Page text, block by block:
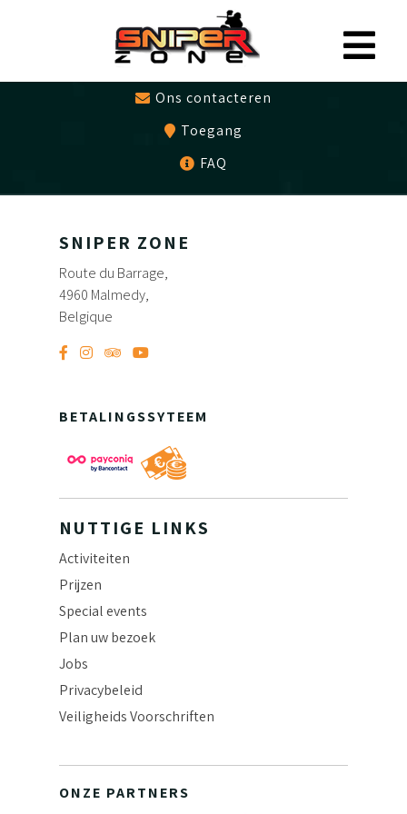
0497479786
Cadeaubon
Ons contacteren
Toegang
FAQ
SNIPER ZONE
Route du Barrage,
4960 Malmedy,
Belgique
BETALINGSSYTEEM
NUTTIGE LINKS
Activiteiten
Prijzen
Special events
Plan uw bezoek
Jobs
Privacybeleid
Veiligheids Voorschriften
ONZE PARTNERS